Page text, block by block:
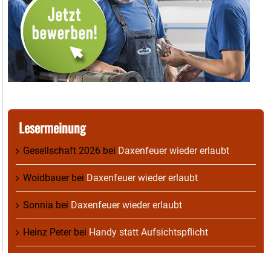
Lesermeinung
Gesellschaft 2026 bei Daxenfeuer wieder erlaubt
Woidbauerbei Daxenfeuer wieder erlaubt
Sonnia bei Daxenfeuer wieder erlaubt
Heinz Peterbei Handy statt Aufsichtspflicht